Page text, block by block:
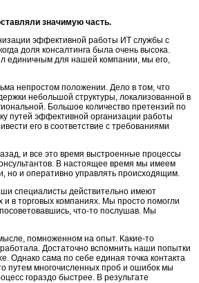
значимую часть.
эффективной работы ИТ службы с
доля консалтинга была очень высока.
единичным для нашей компании, мы его,
непростом положении. Дело в том, что
небольшой структуры, локализованной в
Большое количество претензий по
путей эффективной организации работы
его в соответствие с требованиями
и все это время выстроенные процессы
В настоящее время мы имеем
но и оперативно управлять происходящим.
специалисты действительно имеют
и в торговых компаниях. Мы просто помогли
посоветовавшись, что-то послушав. Мы
помноженном на опыт. Какие-то
Достаточно вспомнить наши попытки
Однако сама по себе единая точка контакта
путем многочисленных проб и ошибок мы
гораздо быстрее. В результате